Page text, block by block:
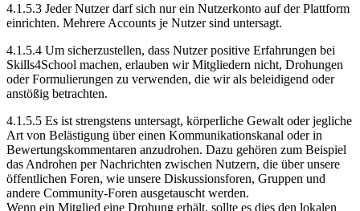
4.1.5.3 Jeder Nutzer darf sich nur ein Nutzerkonto auf der Plattform
einrichten. Mehrere Accounts je Nutzer sind untersagt.
4.1.5.4 Um sicherzustellen, dass Nutzer positive Erfahrungen bei
Skills4School machen, erlauben wir Mitgliedern nicht, Drohungen
oder Formulierungen zu verwenden, die wir als beleidigend oder
anstößig betrachten.
4.1.5.5 Es ist strengstens untersagt, körperliche Gewalt oder jegliche
Art von Belästigung über einen Kommunikationskanal oder in
Bewertungskommentaren anzudrohen. Dazu gehören zum Beispiel
das Androhen per Nachrichten zwischen Nutzern, die über unsere
öffentlichen Foren, wie unsere Diskussionsforen, Gruppen und
andere Community-Foren ausgetauscht werden.
Wenn ein Mitglied eine Drohung erhält, sollte es dies den lokalen